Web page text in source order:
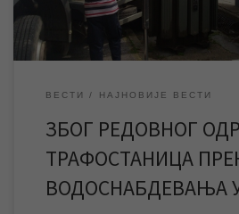
ВЕСТИ НАЈНОВИЈЕ ВЕСТИ
ЗБОГ РЕДОВНОГ
ТРАФОСТАНИЦА
ВОДОСНАБДЕВАЊА